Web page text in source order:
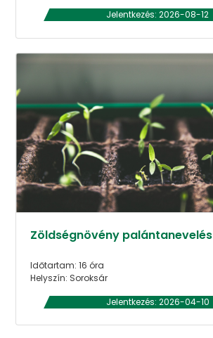
Jelentkezés: 2026-08-12
Zöldségnövény palántanevelés
Időtartam: 16 óra
Helyszín: Soroksár
Jelentkezés: 2026-04-10